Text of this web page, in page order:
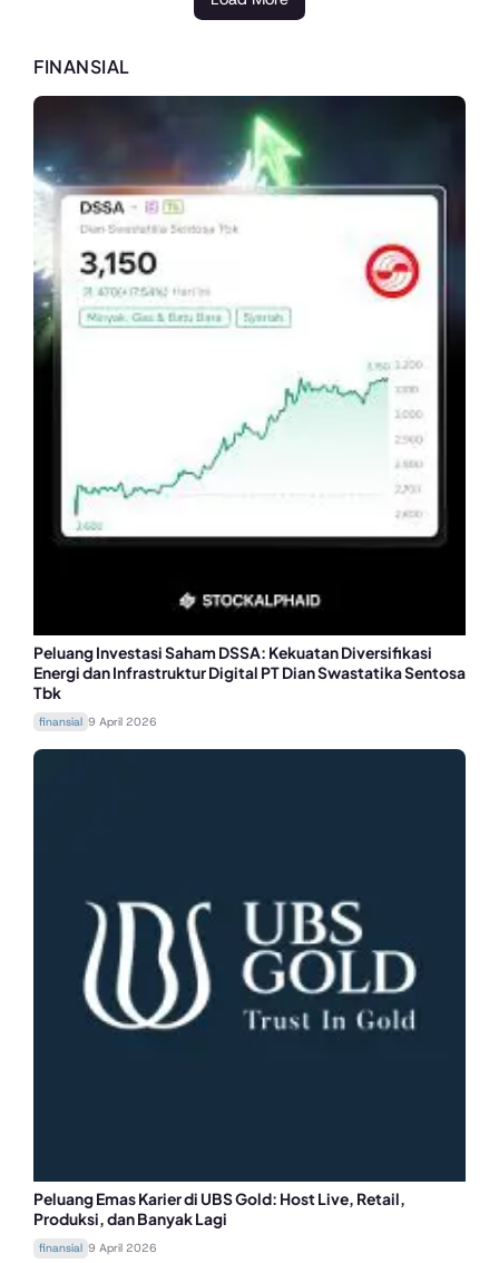
FINANSIAL
Peluang Investasi Saham DSSA: Kekuatan Diversifikasi
Energi dan Infrastruktur Digital PT Dian Swastatika Sentosa
Tbk
finansial 9 April 2026
Peluang Emas Karier di UBS Gold: Host Live, Retail,
Produksi, dan Banyak Lagi
finansial 9 April 2026